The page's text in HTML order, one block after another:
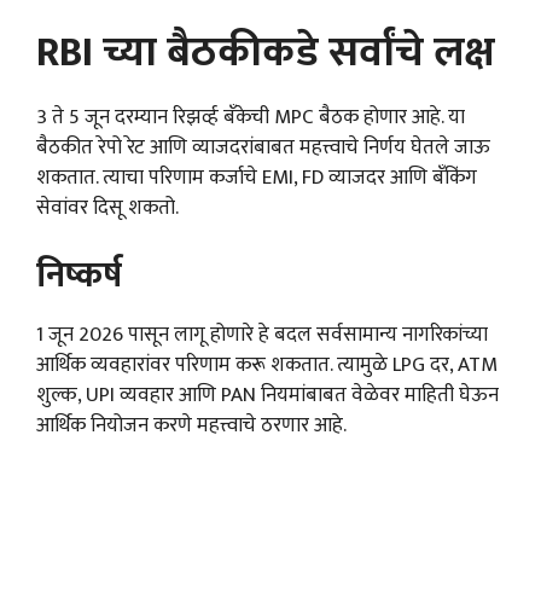
RBI च्या बैठकीकडे सर्वांचे लक्ष
3 ते 5 जून दरम्यान रिझर्व्ह बँकेची MPC बैठक होणार आहे. या
बैठकीत रेपो रेट आणि व्याजदरांबाबत महत्त्वाचे निर्णय घेतले जाऊ
शकतात. त्याचा परिणाम कर्जाचे EMI, FD व्याजदर आणि बँकिंग
सेवांवर दिसू शकतो.
निष्कर्ष
1 जून 2026 पासून लागू होणारे हे बदल सर्वसामान्य नागरिकांच्या
आर्थिक व्यवहारांवर परिणाम करू शकतात. त्यामुळे LPG दर, ATM
शुल्क, UPI व्यवहार आणि PAN नियमांबाबत वेळेवर माहिती घेऊन
आर्थिक नियोजन करणे महत्त्वाचे ठरणार आहे.